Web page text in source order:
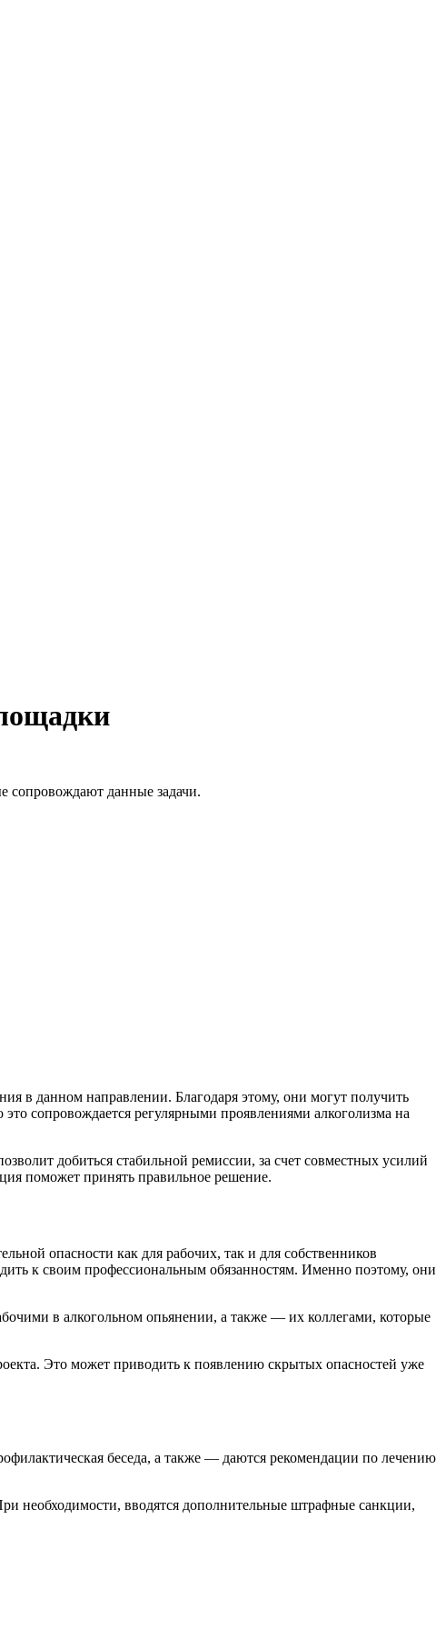
сопровождают данные задачи.
в данном направлении. Благодаря этому, они могут получить
сопровождается регулярными проявлениями алкоголизма на
добиться стабильной ремиссии, за счет совместных усилий
поможет принять правильное решение.
опасности как для рабочих, так и для собственников
к своим профессиональным обязанностям. Именно поэтому, они
в алкогольном опьянении, а также — их коллегами, которые
Это может приводить к появлению скрытых опасностей уже
беседа, а также — даются рекомендации по лечению
необходимости, вводятся дополнительные штрафные санкции,